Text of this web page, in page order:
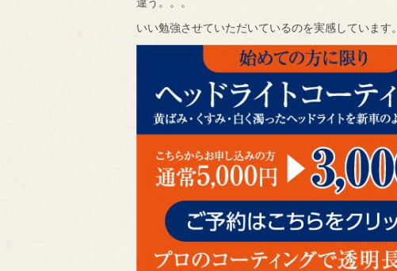
いい勉強させていただいているのを実感しています。